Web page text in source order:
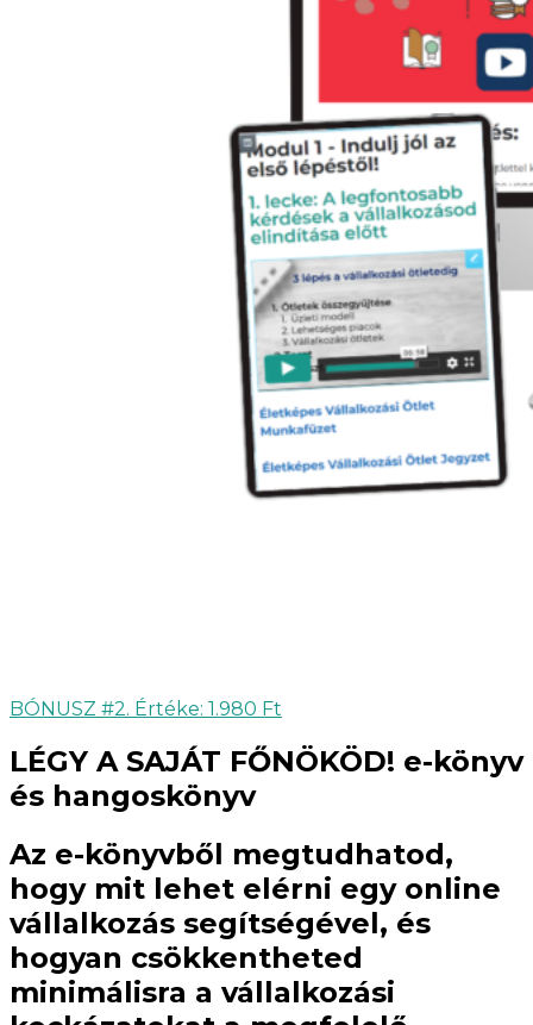
BÓNUSZ #2. Értéke: 1.980 Ft
LÉGY A SAJÁT FŐNÖKÖD! e-könyv
és hangoskönyv
Az e-könyvből megtudhatod,
hogy mit lehet elérni egy online
vállalkozás segítségével, és
hogyan csökkentheted
minimálisra a vállalkozási